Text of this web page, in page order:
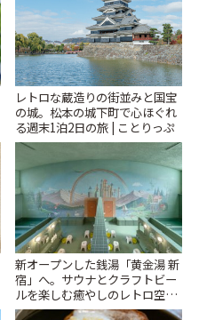
レトロな蔵造りの街並みと国宝
の城。松本の城下町で心ほぐれ
る週末1泊2日の旅 | ことりっぷ
新オープンした銭湯「黄金湯 新
宿」へ。サウナとクラフトビー
ルを楽しむ癒やしのレトロ空間
| ことりっぷ